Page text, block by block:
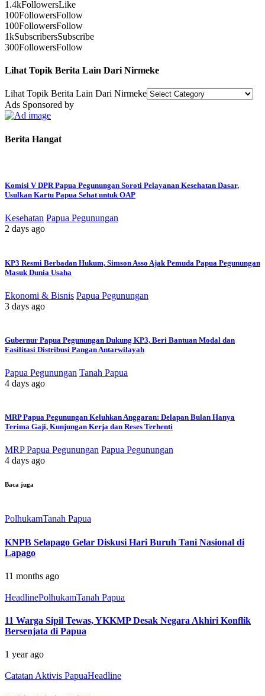
1.4kFollowersLike
100FollowersFollow
100FollowersFollow
1kSubscribersSubscribe
300FollowersFollow
Lihat Topik Berita Lain Dari Nirmeke
Lihat Topik Berita Lain Dari Nirmeke
Ads Sponsored by
Berita Hangat
Komisi V DPR Papua Pegunungan Soroti Pelayanan Kesehatan Dasar,
Usulkan Kartu Papua Sehat untuk OAP
Kesehatan Papua Pegunungan
2 days ago
KP3 Resmi Berbadan Hukum, Simson Asso Ajak Pemuda Papua Pegunungan
Masuk Dunia Usaha
Ekonomi & Bisnis Papua Pegunungan
3 days ago
Gubernur Papua Pegunungan Dukung KP3, Beri Bantuan Modal dan
Fasilitasi Distribusi Pangan Antarwilayah
Papua Pegunungan Tanah Papua
4 days ago
MRP Papua Pegunungan Keluhkan Anggaran: Delapan Bulan Hanya
Terima Gaji, Kunjungan Kerja dan Reses Terhenti
MRP Papua Pegunungan Papua Pegunungan
4 days ago
Baca juga
PolhukamTanah Papua
KNPB Selapago Gelar Diskusi Hari Buruh Tani Nasional di
Lapago
11 months ago
HeadlinePolhukamTanah Papua
11 Warga Sipil Tewas, YKKMP Desak Negara Akhiri Konflik
Bersenjata di Papua
1 year ago
Catatan Aktivis PapuaHeadline